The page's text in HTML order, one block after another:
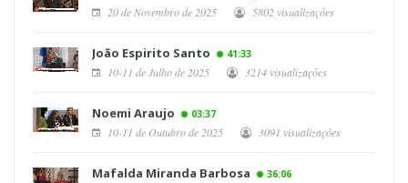
20 de Novembro de 2025 5802 visualizações
João Espirito Santo 41:33
10-11 de Julho de 2025 3214 visualizações
Noemi Araujo 03:37
10-11 de Outubro de 2025 3091 visualizações
Mafalda Miranda Barbosa 36:06